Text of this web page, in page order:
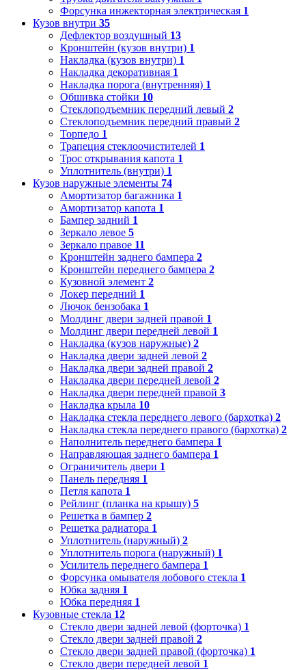
Форсунка инжекторная электрическая 1
Кузов внутри 35
Дефлектор воздушный 13
Кронштейн (кузов внутри) 1
Накладка (кузов внутри) 1
Накладка декоративная 1
Накладка порога (внутренняя) 1
Обшивка стойки 10
Стеклоподъемник передний левый 2
Стеклоподъемник передний правый 2
Торпедо 1
Трапеция стеклоочистителей 1
Трос открывания капота 1
Уплотнитель (внутри) 1
Кузов наружные элементы 74
Амортизатор багажника 1
Амортизатор капота 1
Бампер задний 1
Зеркало левое 5
Зеркало правое 11
Кронштейн заднего бампера 2
Кронштейн переднего бампера 2
Кузовной элемент 2
Локер передний 1
Лючок бензобака 1
Молдинг двери задней правой 1
Молдинг двери передней левой 1
Накладка (кузов наружные) 2
Накладка двери задней левой 2
Накладка двери задней правой 2
Накладка двери передней левой 2
Накладка двери передней правой 3
Накладка крыла 10
Накладка стекла переднего левого (бархотка) 2
Накладка стекла переднего правого (бархотка) 2
Наполнитель переднего бампера 1
Направляющая заднего бампера 1
Ограничитель двери 1
Панель передняя 1
Петля капота 1
Рейлинг (планка на крышу) 5
Решетка в бампер 2
Решетка радиатора 1
Уплотнитель (наружный) 2
Уплотнитель порога (наружный) 1
Усилитель переднего бампера 1
Форсунка омывателя лобового стекла 1
Юбка задняя 1
Юбка передняя 1
Кузовные стекла 12
Стекло двери задней левой (форточка) 1
Стекло двери задней правой 2
Стекло двери задней правой (форточка) 1
Стекло двери передней левой 1